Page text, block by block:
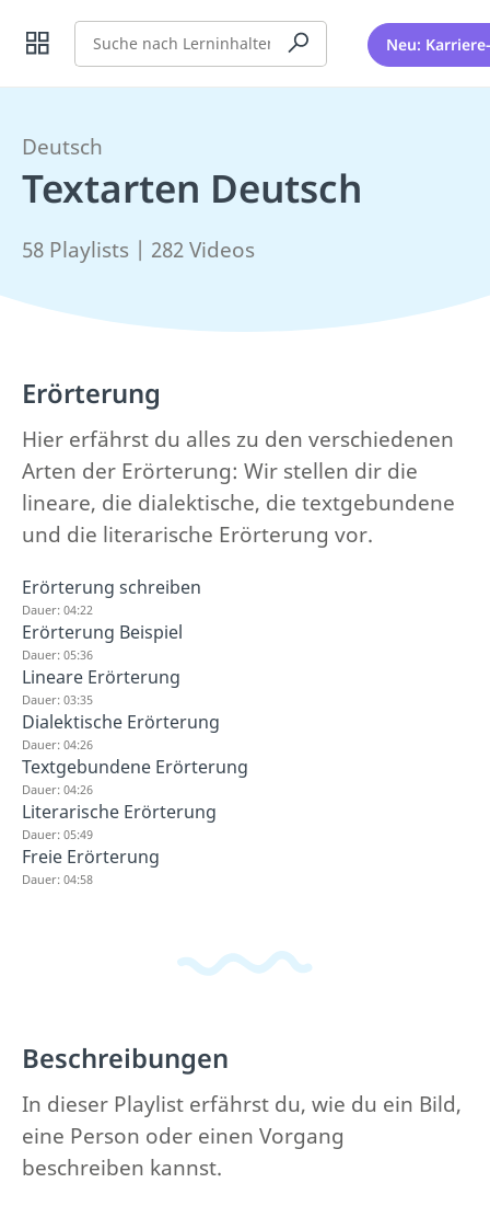
Suche Neu:
Deutsch
Textarten Deutsch
58 Playlists | 282 Videos
Erörterung
Hier erfährst du alles zu den verschiedenen
Arten der Erörterung: Wir stellen dir die
lineare, die dialektische, die textgebundene
und die literarische Erörterung vor.
Erörterung schreiben
Dauer: 04:22
Erörterung Beispiel
Dauer: 05:36
Lineare Erörterung
Dauer: 03:35
Dialektische Erörterung
Dauer: 04:26
Textgebundene Erörterung
Dauer: 04:26
Literarische Erörterung
Dauer: 05:49
Freie Erörterung
Dauer: 04:58
Beschreibungen
In dieser Playlist erfährst du, wie du ein Bild,
eine Person oder einen Vorgang
beschreiben kannst.